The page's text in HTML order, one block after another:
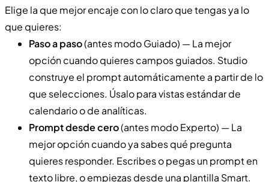
Elige la que mejor encaje con lo claro que tengas ya lo
que quieres:
Paso a paso(antes modo Guiado) — La mejor
opción cuando quieres campos guiados. Studio
construye el prompt automáticamente a partir de lo
que selecciones. Úsalo para vistas estándar de
calendario o de analíticas.
Prompt desde cero(antes modo Experto) — La
mejor opción cuando ya sabes qué pregunta
quieres responder. Escribes o pegas un prompt en
texto libre, o empiezas desde una plantilla Smart.